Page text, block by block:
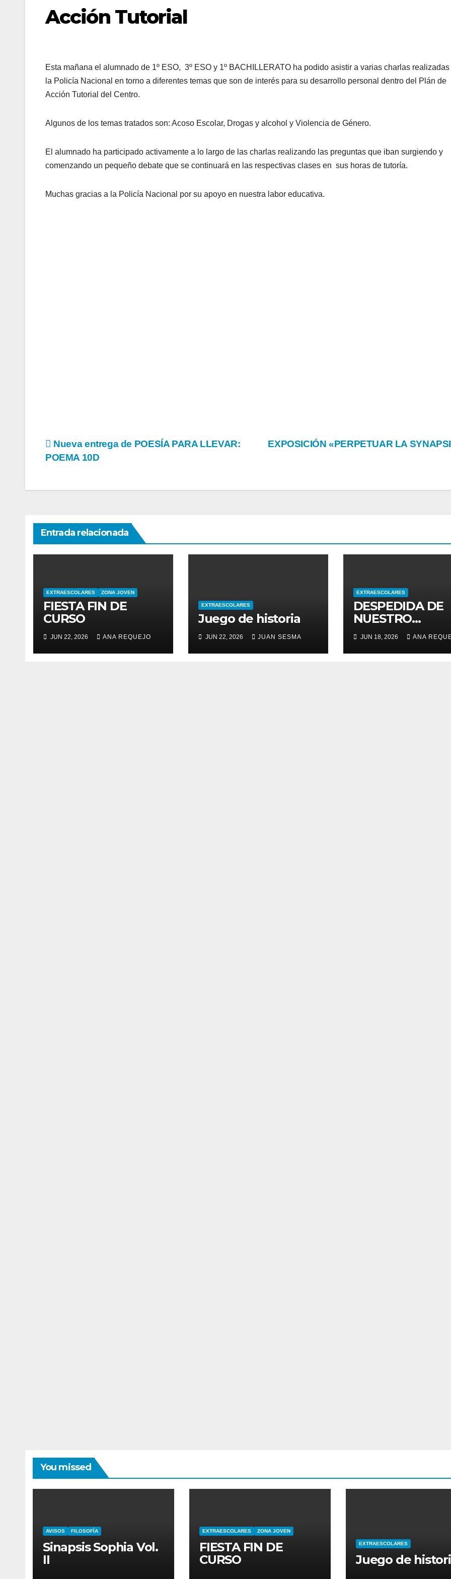
Acción Tutorial
Esta mañana el alumnado de 1º ESO, 3º ESO y 1º BACHILLERATO ha podido asistir a varias charlas realizadas
la Policía Nacional en torno a diferentes temas que son de interés para su desarrollo personal dentro del Plán de
Acción Tutorial del Centro.
Algunos de los temas tratados son: Acoso Escolar, Drogas y alcohol y Violencia de Género.
El alumnado ha participado activamente a lo largo de las charlas realizando las preguntas que iban surgiendo y
comenzando un pequeño debate que se continuará en las respectivas clases en sus horas de tutoría.
Muchas gracias a la Policía Nacional por su apoyo en nuestra labor educativa.
Navegación
entradas
EXPOSICIÓN «PERPETUAR LA
Nueva entrega de POESÍA PARA LLEVAR:
POEMA 10D
Entrada relacionada
EXTRAESCOLARES ZONA JOVEN
FIESTA FIN DE
CURSO
JUN 22, 2026 ANA REQUEJO
EXTRAESCOLARES
Juego de historia
JUN 22, 2026 JUAN SESMA
EXTRAESCOLARES
DESPEDIDA DE
NUESTRO
ALUMNADO DE
ESO
JUN 18, 2026 ANA
You missed
AVISOS FILOSOFÍA
Sinapsis Sophia Vol.
II
EXTRAESCOLARES ZONA JOVEN
FIESTA FIN DE
CURSO
EXTRAESCOLARES
Juego de